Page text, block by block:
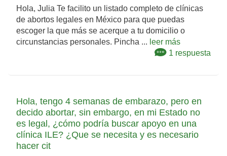
Hola, Julia Te facilito un listado completo de clínicas
de abortos legales en México para que puedas
escoger la que más se acerque a tu domicilio o
circunstancias personales. Pincha ... leer más
1 respuesta
Hola, tengo 4 semanas de embarazo, pero en
decido abortar, sin embargo, en mi Estado no
es legal, ¿cómo podría buscar apoyo en una
clínica ILE? ¿Que se necesita y es necesario
hacer cit